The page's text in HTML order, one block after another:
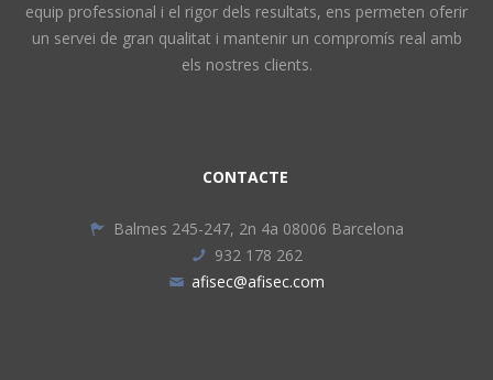
equip professional i el rigor dels resultats, ens permeten oferir
un servei de gran qualitat i mantenir un compromís real amb
els nostres clients.
CONTACTE
Balmes 245-247, 2n 4a 08006 Barcelona
932 178 262
afisec@afisec.com